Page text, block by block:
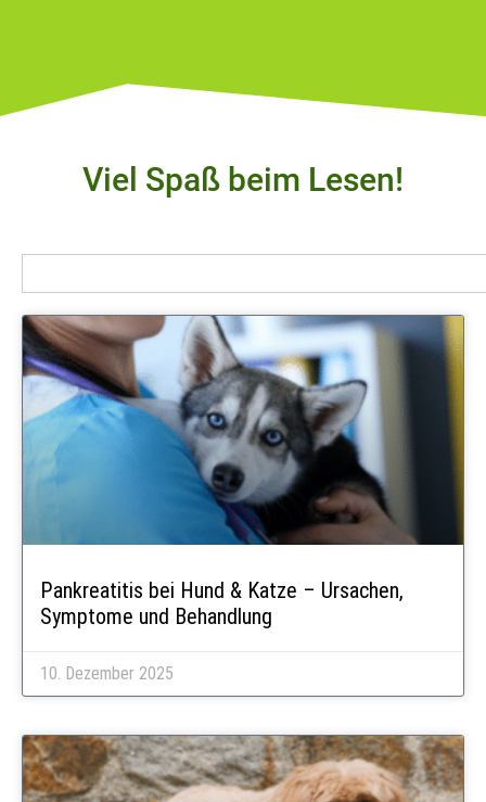
Viel Spaß beim Lesen!
Pankreatitis bei Hund & Katze – Ursachen,
Symptome und Behandlung
10. Dezember 2025